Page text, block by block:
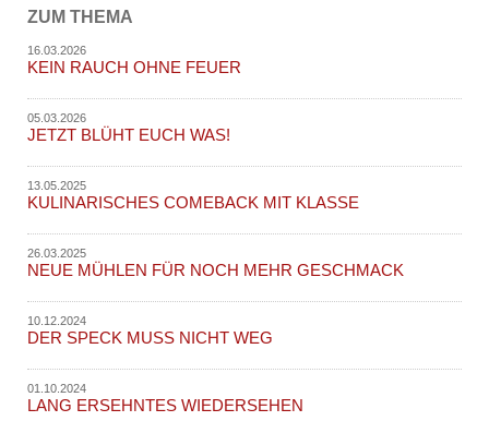
ZUM THEMA
16.03.2026
KEIN RAUCH OHNE FEUER
05.03.2026
JETZT BLÜHT EUCH WAS!
13.05.2025
KULINARISCHES COMEBACK MIT KLASSE
26.03.2025
NEUE MÜHLEN FÜR NOCH MEHR GESCHMACK
10.12.2024
DER SPECK MUSS NICHT WEG
01.10.2024
LANG ERSEHNTES WIEDERSEHEN